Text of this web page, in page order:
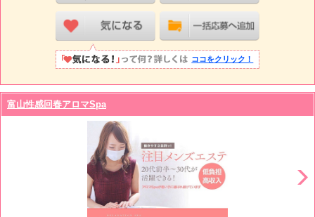
ココをクリック！
富山性感回春アロマSpa